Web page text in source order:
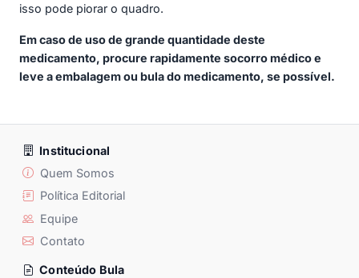
isso pode piorar o quadro.
Em caso de uso de grande quantidade deste
medicamento, procure rapidamente socorro médico e
leve a embalagem ou bula do medicamento, se possível.
Institucional
Quem Somos
Política Editorial
Equipe
Contato
Conteúdo Bula